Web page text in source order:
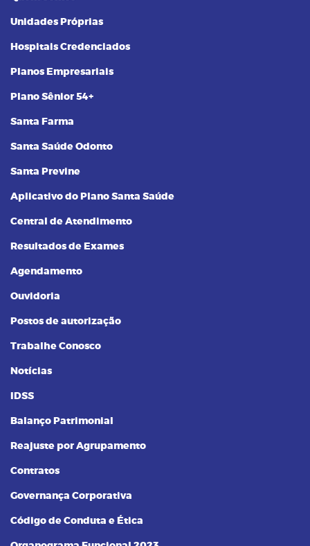
Unidades Próprias
Hospitais Credenciados
Planos Empresariais
Plano Sênior 54+
Santa Farma
Santa Saúde Odonto
Santa Previne
Aplicativo do Plano Santa Saúde
Central de Atendimento
Resultados de Exames
Agendamento
Ouvidoria
Postos de autorização
Trabalhe Conosco
Notícias
IDSS
Balanço Patrimonial
Reajuste por Agrupamento
Contratos
Governança Corporativa
Código de Conduta e Ética